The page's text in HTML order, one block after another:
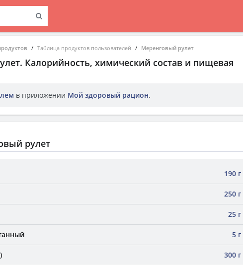
Таблица продуктов пользователей Меренговый рулет
. Калорийность, химический состав и пищевая
в приложении Мой здоровый рацион.
рулет
190 г
250 г
25 г
5 г
300 г